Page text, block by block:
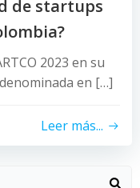
de startups
2023 en su
en […]
Leer más...